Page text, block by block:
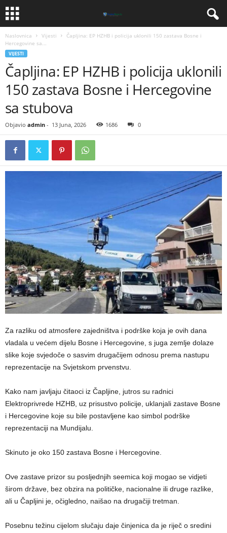
Naslovnica Vijesti
​Čapljina: EP HZHB i policija uklonili 150 zastava Bosne i
Hercegovine sa...
VIJESTI
​Čapljina: EP HZHB i policija uklonili
150 zastava Bosne i Hercegovine
sa stubova
Objavio admin - 13 Juna, 2026 1686 0
Za razliku od atmosfere zajedništva i podrške koja je ovih dana
vladala u većem dijelu Bosne i Hercegovine, s juga zemlje dolaze
slike koje svjedoče o sasvim drugačijem odnosu prema nastupu
reprezentacije na Svjetskom prvenstvu.
Kako nam javljaju čitaoci iz Čapljine, jutros su radnici
Elektroprivrede HZHB, uz prisustvo policije, uklanjali zastave Bosne
i Hercegovine koje su bile postavljene kao simbol podrške
reprezentaciji na Mundijalu.
Skinuto je oko 150 zastava Bosne i Hercegovine.
Ove zastave prizor su posljednjih seemica koji mogao se vidjeti
širom države, bez obzira na političke, nacionalne ili druge razlike,
ali u Čapljini je, očigledno, naišao na drugačiji tretman.
Posebnu težinu cijelom slučaju daje činjenica da je riječ o sredini